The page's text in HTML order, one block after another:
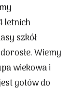
letnich
szkół
Wiemy
wiekowa i
gotów do